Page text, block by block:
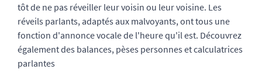
tôt de ne pas réveiller leur voisin ou leur voisine. Les
réveils parlants, adaptés aux malvoyants, ont tous une
fonction d'annonce vocale de l'heure qu'il est. Découvrez
également des balances, pèses personnes et calculatrices
parlantes